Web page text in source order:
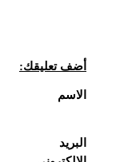
أضف تعليقك:
الاسم
البريد